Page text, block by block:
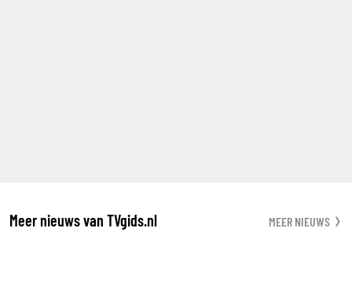
Meer nieuws van TVgids.nl MEER NIEUWS